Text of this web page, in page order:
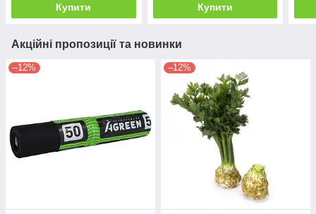
Купити Купити
Акційні пропозиції та новинки
–12% –12%